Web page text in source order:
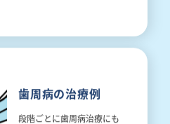
歯周病の治療例
段階ごとに歯周病治療にも